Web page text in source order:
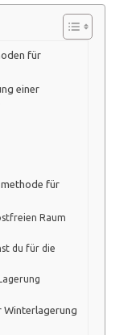
für
einer
für
Raum
du für die
Winterlagerung